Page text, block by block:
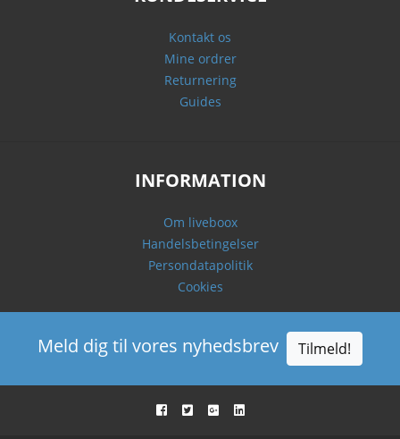
Kontakt os
Mine ordrer
Returnering
Guides
INFORMATION
Om liveboox
Handelsbetingelser
Persondatapolitik
Cookies
Meld dig til vores nyhedsbrev Tilmeld!